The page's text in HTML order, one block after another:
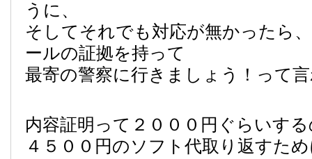
うに、
そしてそれでも対応が無かったら
ールの証拠を持って
最寄の警察に行きましょう！って
内容証明って２０００円ぐらいす
４５００円のソフト代取り返すた